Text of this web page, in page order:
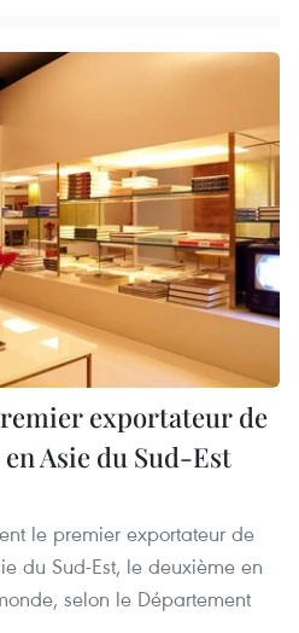
exportateur de
Asie du Sud-Est
le premier exportateur de
du Sud-Est, le deuxième en
selon le Département